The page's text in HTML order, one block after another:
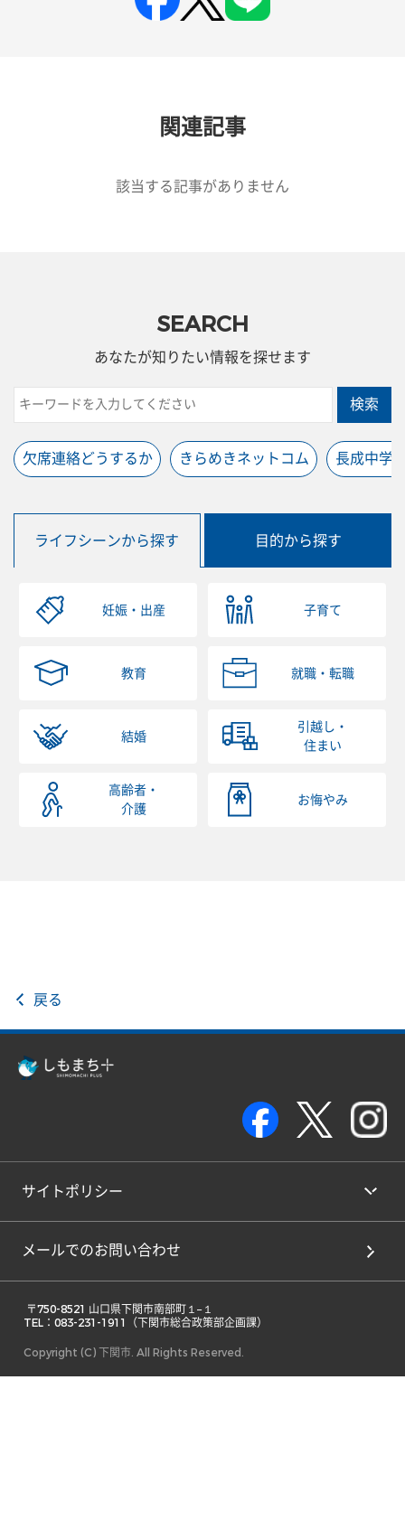
関連記事
該当する記事がありません
SEARCH
あなたが知りたい情報を探せます
検索
欠席連絡どうするか きらめきネットコム 長成中学
ライフシーンから探す 目的から探す
妊娠・出産 子育て
教育 就職・転職
結婚
引越し・
住まい
高齢者・
介護
お悔やみ
戻る
サイトポリシー
メールでのお問い合わせ
TEL：083-231-1911（下関市総合政策部企画課）
Copyright (C) 下関市. All Rights Reserved.